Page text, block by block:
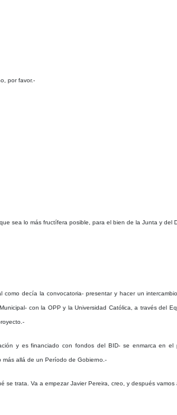
por favor.-
sea lo más fructífera posible, para el bien de la Junta y del
decía la convocatoria- presentar y hacer un
con la OPP y la Universidad Católica, a través del
y es financiado con fondos del BID- se enmarca en
más allá de un Período de Gobierno.-
trata. Va a empezar Javier Pereira, creo, y después